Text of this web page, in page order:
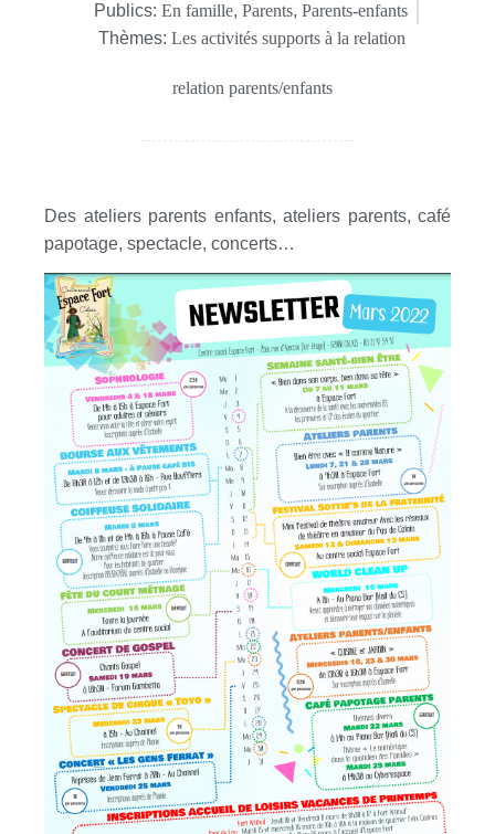
Publics: En famille, Parents, Parents-enfants
Thèmes: Les activités supports à la relation
relation parents/enfants
Des ateliers parents enfants, ateliers parents, café
papotage, spectacle, concerts…